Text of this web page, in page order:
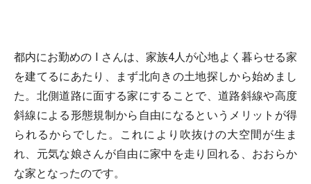
都内にお勤めの I さんは、家族4人が心地よく暮らせる家
を建てるにあたり、まず北向きの土地探しから始めまし
た。北側道路に面する家にすることで、道路斜線や高度
斜線による形態規制から自由になるというメリットが得
られるからでした。これにより吹抜けの大空間が生ま
れ、元気な娘さんが自由に家中を走り回れる、おおらか
な家となったのです。